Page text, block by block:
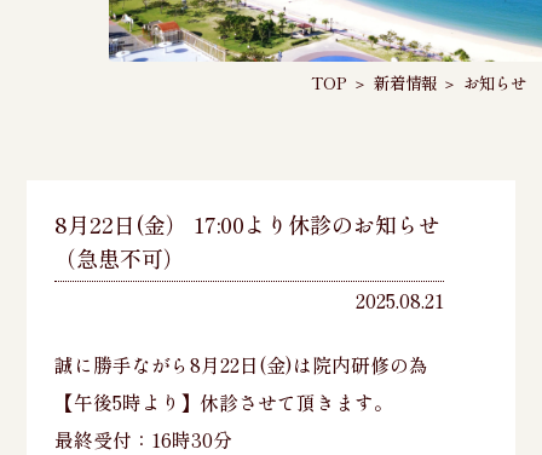
TOP ＞ 新着情報 ＞ お知らせ
8月22日(金） 17:00より休診のお知らせ
（急患不可）
2025.08.21
誠に勝手ながら8月22日(金)は院内研修の為
【午後5時より】休診させて頂きます。
最終受付：16時30分